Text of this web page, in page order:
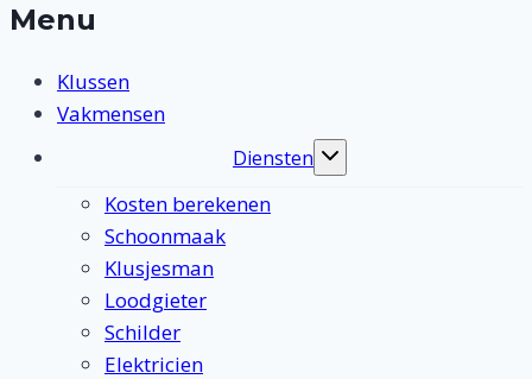
Menu
Klussen
Vakmensen
Diensten
Toggle
Kosten berekenen
Schoonmaak
Klusjesman
Loodgieter
Schilder
Elektricien